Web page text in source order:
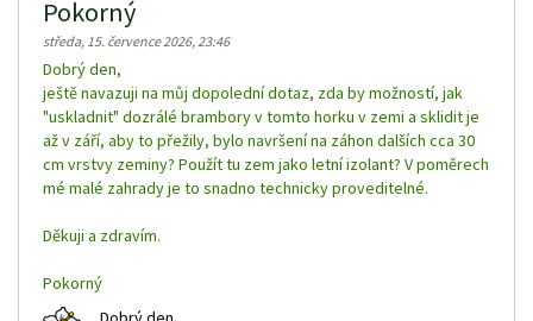
Pokorný
středa, 15. července 2026, 23:46
Dobrý den,
ještě navazuji na můj dopolední dotaz, zda by možností, jak
"uskladnit" dozrálé brambory v tomto horku v zemi a sklidit je
až v září, aby to přežily, bylo navršení na záhon dalších cca 30
cm vrstvy zeminy? Použít tu zem jako letní izolant? V poměrech
mé malé zahrady je to snadno technicky proveditelné.
Děkuji a zdravím.
Pokorný